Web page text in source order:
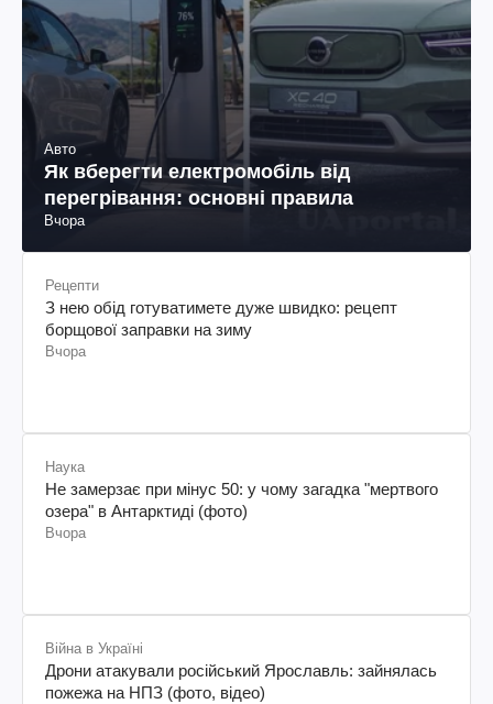
Авто
Як вберегти електромобіль від
перегрівання: основні правила
Вчора
Рецепти
З нею обід готуватимете дуже швидко: рецепт
борщової заправки на зиму
Вчора
Наука
Не замерзає при мінус 50: у чому загадка "мертвого
озера" в Антарктиді (фото)
Вчора
Війна в Україні
Дрони атакували російський Ярославль: зайнялась
пожежа на НПЗ (фото, відео)